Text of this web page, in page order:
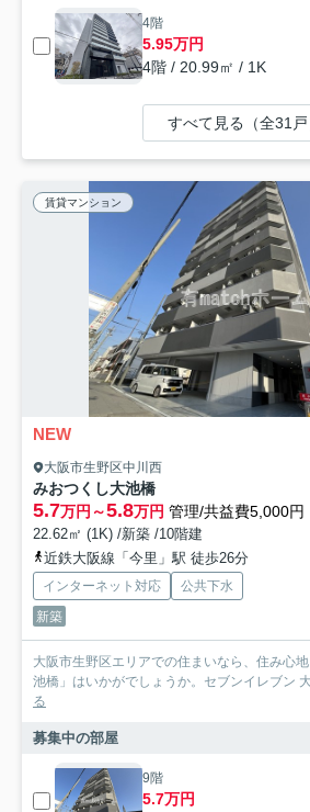
4階
5.95万円
4階 / 20.99㎡ / 1K
すべて見る（全31戸
賃貸マンション
NEW
大阪市生野区中川西
みおつくし大池橋
5.7万円～5.8万円 管理/共益費5,000円
22.62㎡ (1K) /新築 /10階建
近鉄大阪線「今里」駅 徒歩26分
インターネット対応
公共下水
新築
大阪市生野区エリアでの住まいなら、住み心
池橋」はいかがでしょうか。セブンイレブン
る
募集中の部屋
9階
5.7万円